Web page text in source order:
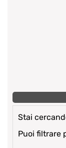
Stai
Puoi filtrare